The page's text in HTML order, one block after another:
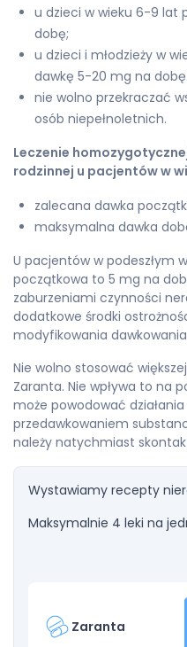
u dzieci w wieku 6-9 lat
dobę;
u dzieci i młodzieży w
dawkę 5-20 mg na dobę.
nie wolno przekraczać
osób niepełnoletnich.
Leczenie
rodzinnej u pacjentów w
zalecana dawka
maksymalna dawka
U pacjentów w podeszłym
początkowa to 5 mg na
zaburzeniami czynności
dodatkowe środki
modyfikowania
Nie wolno stosować
Zaranta. Nie wpływa to na
może powodować
przedawkowaniem
należy natychmiast
Wystawiamy recepty
Maksymalnie 4 leki na
Zaranta